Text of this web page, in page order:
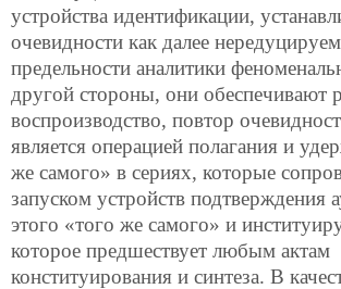
устройства идентификации,
очевидности как далее
предельности аналитики
другой стороны, они обеспечивают
воспроизводство, повтор
является операцией полагания и
же самого» в сериях, которые
запуском устройств подтверждения
этого «того же самого» и
которое предшествует любым актам
конституирования и синтеза. В